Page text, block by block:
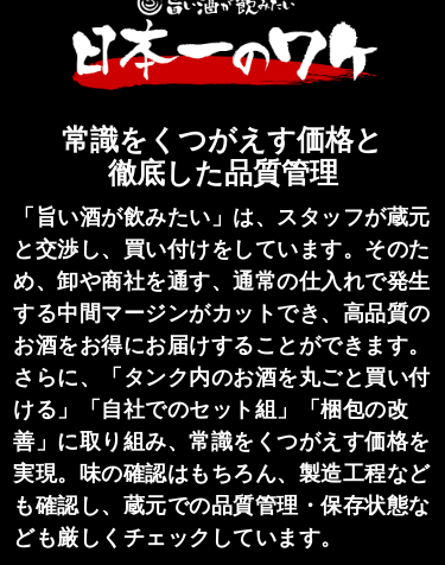
常識をくつがえす価格と
徹底した品質管理
「旨い酒が飲みたい」は、スタッフが蔵元
と交渉し、買い付けをしています。そのた
め、卸や商社を通す、通常の仕入れで発生
する中間マージンがカットでき、高品質の
お酒をお得にお届けすることができます。
さらに、「タンク内のお酒を丸ごと買い付
ける」「自社でのセット組」「梱包の改
善」に取り組み、常識をくつがえす価格を
実現。味の確認はもちろん、製造工程など
も確認し、蔵元での品質管理・保存状態な
ども厳しくチェックしています。